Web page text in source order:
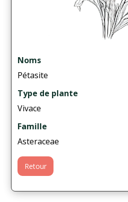
Noms
Pétasite
Type de plante
Vivace
Famille
Asteraceae
Retour